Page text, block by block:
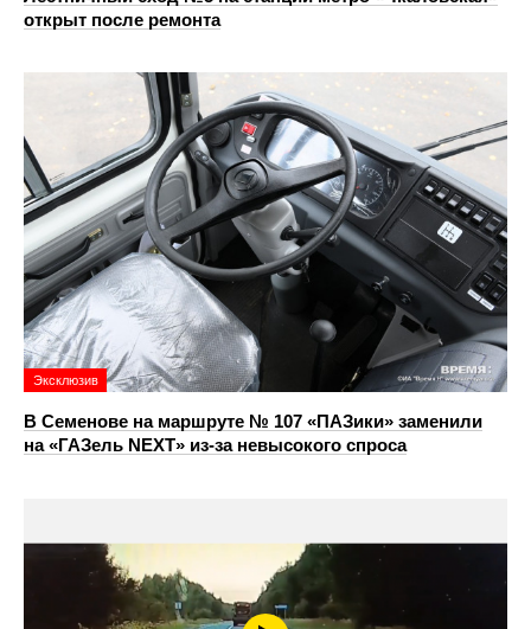
открыт после ремонта
Эксклюзив
В Семенове на маршруте № 107 «ПАЗики» заменили
на «ГАЗель NEXT» из‑за невысокого спроса